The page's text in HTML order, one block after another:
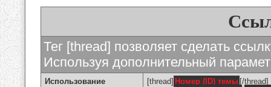
Тег [thread] позволяет сделать
Используя дополнительный
Использование [thread] Номер (ID) темы [/thread]